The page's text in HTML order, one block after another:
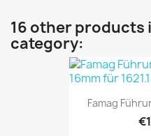
16 other products
category:
Famag